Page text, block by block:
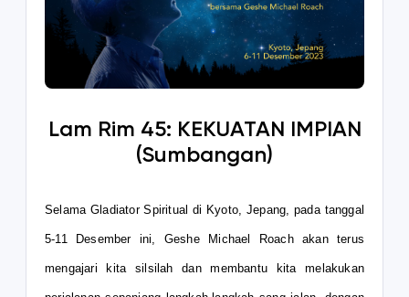
Lam Rim 45: KEKUATAN IMPIAN
(Sumbangan)
Selama Gladiator Spiritual di Kyoto, Jepang, pada tanggal
5-11 Desember ini, Geshe Michael Roach akan terus
mengajari kita silsilah dan membantu kita melakukan